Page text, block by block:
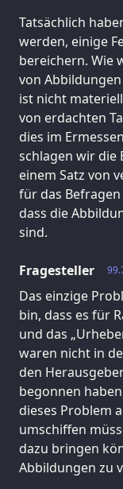
Tatsächlich
werden, einige
bereichern. Wie
von
ist nicht
von erdachten
dies im
schlagen wir die
einem Satz von
für das
dass die
sind.
Fragesteller
Das einzige
bin, dass es für
und das
waren nicht in
den
begonnen
dieses Problem
umschiffen
dazu bringen
Abbildungen zu